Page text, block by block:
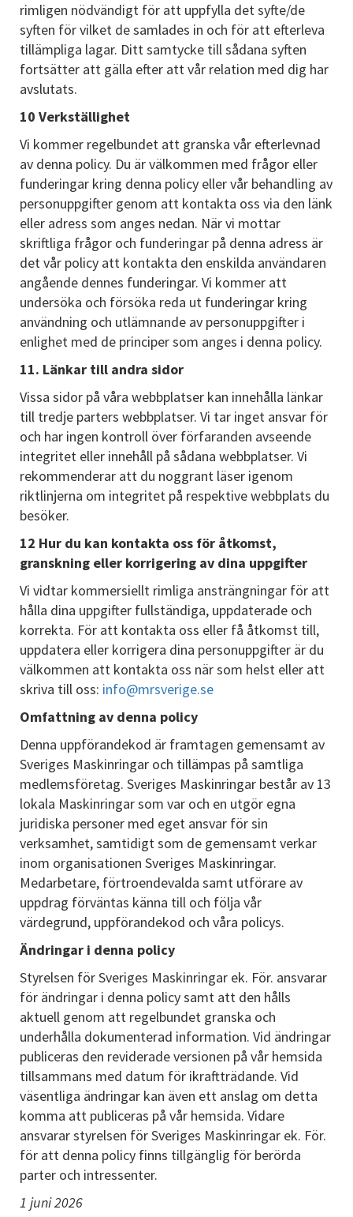
rimligen nödvändigt för att uppfylla det syfte/de
syften för vilket de samlades in och för att efterleva
tillämpliga lagar. Ditt samtycke till sådana syften
fortsätter att gälla efter att vår relation med dig har
avslutats.
10 Verkställighet
Vi kommer regelbundet att granska vår efterlevnad
av denna policy. Du är välkommen med frågor eller
funderingar kring denna policy eller vår behandling av
personuppgifter genom att kontakta oss via den länk
eller adress som anges nedan. När vi mottar
skriftliga frågor och funderingar på denna adress är
det vår policy att kontakta den enskilda användaren
angående dennes funderingar. Vi kommer att
undersöka och försöka reda ut funderingar kring
användning och utlämnande av personuppgifter i
enlighet med de principer som anges i denna policy.
11. Länkar till andra sidor
Vissa sidor på våra webbplatser kan innehålla länkar
till tredje parters webbplatser. Vi tar inget ansvar för
och har ingen kontroll över förfaranden avseende
integritet eller innehåll på sådana webbplatser. Vi
rekommenderar att du noggrant läser igenom
riktlinjerna om integritet på respektive webbplats du
besöker.
12 Hur du kan kontakta oss för åtkomst,
granskning eller korrigering av dina uppgifter
Vi vidtar kommersiellt rimliga ansträngningar för att
hålla dina uppgifter fullständiga, uppdaterade och
korrekta. För att kontakta oss eller få åtkomst till,
uppdatera eller korrigera dina personuppgifter är du
välkommen att kontakta oss när som helst eller att
skriva till oss: info@mrsverige.se
Omfattning av denna policy
Denna uppförandekod är framtagen gemensamt av
Sveriges Maskinringar och tillämpas på samtliga
medlemsföretag. Sveriges Maskinringar består av 13
lokala Maskinringar som var och en utgör egna
juridiska personer med eget ansvar för sin
verksamhet, samtidigt som de gemensamt verkar
inom organisationen Sveriges Maskinringar.
Medarbetare, förtroendevalda samt utförare av
uppdrag förväntas känna till och följa vår
värdegrund, uppförandekod och våra policys.
Ändringar i denna policy
Styrelsen för Sveriges Maskinringar ek. För. ansvarar
för ändringar i denna policy samt att den hålls
aktuell genom att regelbundet granska och
underhålla dokumenterad information. Vid ändringar
publiceras den reviderade versionen på vår hemsida
tillsammans med datum för ikraftträdande. Vid
väsentliga ändringar kan även ett anslag om detta
komma att publiceras på vår hemsida. Vidare
ansvarar styrelsen för Sveriges Maskinringar ek. För.
för att denna policy finns tillgänglig för berörda
parter och intressenter.
1 juni 2026